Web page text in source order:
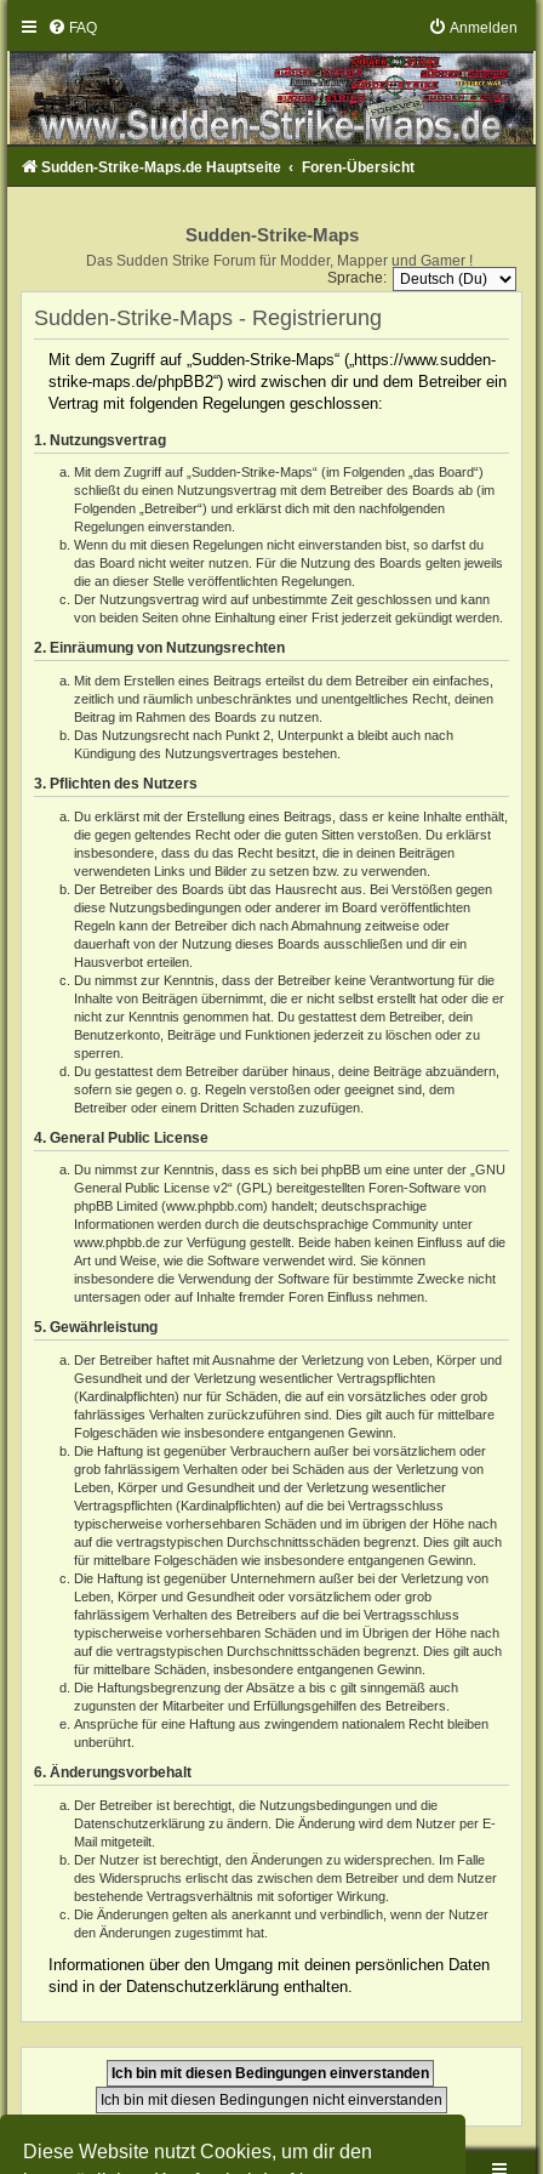
Diese Website nutzt Cookies, um dir den
FAQ Anmelden
Sudden-Strike-Maps.de Hauptseite Foren-Übersicht
Sudden-Strike-Maps
Das Sudden Strike Forum für Modder, Mapper und Gamer !
Sprache:
Sudden-Strike-Maps - Registrierung
Mit dem Zugriff auf „Sudden-Strike-Maps“ („https://www.sudden-
strike-maps.de/phpBB2“) wird zwischen dir und dem Betreiber ein
Vertrag mit folgenden Regelungen geschlossen:
1. Nutzungsvertrag
Mit dem Zugriff auf „Sudden-Strike-Maps“ (im Folgenden „das Board“)
schließt du einen Nutzungsvertrag mit dem Betreiber des Boards ab (im
Folgenden „Betreiber“) und erklärst dich mit den nachfolgenden
Regelungen einverstanden.
Wenn du mit diesen Regelungen nicht einverstanden bist, so darfst du
das Board nicht weiter nutzen. Für die Nutzung des Boards gelten jeweils
die an dieser Stelle veröffentlichten Regelungen.
Der Nutzungsvertrag wird auf unbestimmte Zeit geschlossen und kann
von beiden Seiten ohne Einhaltung einer Frist jederzeit gekündigt werden.
2. Einräumung von Nutzungsrechten
Mit dem Erstellen eines Beitrags erteilst du dem Betreiber ein einfaches,
zeitlich und räumlich unbeschränktes und unentgeltliches Recht, deinen
Beitrag im Rahmen des Boards zu nutzen.
Das Nutzungsrecht nach Punkt 2, Unterpunkt a bleibt auch nach
Kündigung des Nutzungsvertrages bestehen.
3. Pflichten des Nutzers
Du erklärst mit der Erstellung eines Beitrags, dass er keine Inhalte enthält,
die gegen geltendes Recht oder die guten Sitten verstoßen. Du erklärst
insbesondere, dass du das Recht besitzt, die in deinen Beiträgen
verwendeten Links und Bilder zu setzen bzw. zu verwenden.
Der Betreiber des Boards übt das Hausrecht aus. Bei Verstößen gegen
diese Nutzungsbedingungen oder anderer im Board veröffentlichten
Regeln kann der Betreiber dich nach Abmahnung zeitweise oder
dauerhaft von der Nutzung dieses Boards ausschließen und dir ein
Hausverbot erteilen.
Du nimmst zur Kenntnis, dass der Betreiber keine Verantwortung für die
Inhalte von Beiträgen übernimmt, die er nicht selbst erstellt hat oder die er
nicht zur Kenntnis genommen hat. Du gestattest dem Betreiber, dein
Benutzerkonto, Beiträge und Funktionen jederzeit zu löschen oder zu
sperren.
Du gestattest dem Betreiber darüber hinaus, deine Beiträge abzuändern,
sofern sie gegen o. g. Regeln verstoßen oder geeignet sind, dem
Betreiber oder einem Dritten Schaden zuzufügen.
4. General Public License
Du nimmst zur Kenntnis, dass es sich bei phpBB um eine unter der „GNU
General Public License v2“ (GPL) bereitgestellten Foren-Software von
phpBB Limited (www.phpbb.com) handelt; deutschsprachige
Informationen werden durch die deutschsprachige Community unter
www.phpbb.de zur Verfügung gestellt. Beide haben keinen Einfluss auf die
Art und Weise, wie die Software verwendet wird. Sie können
insbesondere die Verwendung der Software für bestimmte Zwecke nicht
untersagen oder auf Inhalte fremder Foren Einfluss nehmen.
5. Gewährleistung
Der Betreiber haftet mit Ausnahme der Verletzung von Leben, Körper und
Gesundheit und der Verletzung wesentlicher Vertragspflichten
(Kardinalpflichten) nur für Schäden, die auf ein vorsätzliches oder grob
fahrlässiges Verhalten zurückzuführen sind. Dies gilt auch für mittelbare
Folgeschäden wie insbesondere entgangenen Gewinn.
Die Haftung ist gegenüber Verbrauchern außer bei vorsätzlichem oder
grob fahrlässigem Verhalten oder bei Schäden aus der Verletzung von
Leben, Körper und Gesundheit und der Verletzung wesentlicher
Vertragspflichten (Kardinalpflichten) auf die bei Vertragsschluss
typischerweise vorhersehbaren Schäden und im übrigen der Höhe nach
auf die vertragstypischen Durchschnittsschäden begrenzt. Dies gilt auch
für mittelbare Folgeschäden wie insbesondere entgangenen Gewinn.
Die Haftung ist gegenüber Unternehmern außer bei der Verletzung von
Leben, Körper und Gesundheit oder vorsätzlichem oder grob
fahrlässigem Verhalten des Betreibers auf die bei Vertragsschluss
typischerweise vorhersehbaren Schäden und im Übrigen der Höhe nach
auf die vertragstypischen Durchschnittsschäden begrenzt. Dies gilt auch
für mittelbare Schäden, insbesondere entgangenen Gewinn.
Die Haftungsbegrenzung der Absätze a bis c gilt sinngemäß auch
zugunsten der Mitarbeiter und Erfüllungsgehilfen des Betreibers.
Ansprüche für eine Haftung aus zwingendem nationalem Recht bleiben
unberührt.
6. Änderungsvorbehalt
Der Betreiber ist berechtigt, die Nutzungsbedingungen und die
Datenschutzerklärung zu ändern. Die Änderung wird dem Nutzer per E-
Mail mitgeteilt.
Der Nutzer ist berechtigt, den Änderungen zu widersprechen. Im Falle
des Widerspruchs erlischt das zwischen dem Betreiber und dem Nutzer
bestehende Vertragsverhältnis mit sofortiger Wirkung.
Die Änderungen gelten als anerkannt und verbindlich, wenn der Nutzer
den Änderungen zugestimmt hat.
Informationen über den Umgang mit deinen persönlichen Daten
sind in der Datenschutzerklärung enthalten.
Sudden-Strike-Maps.de Hauptseite Foren-Übersicht